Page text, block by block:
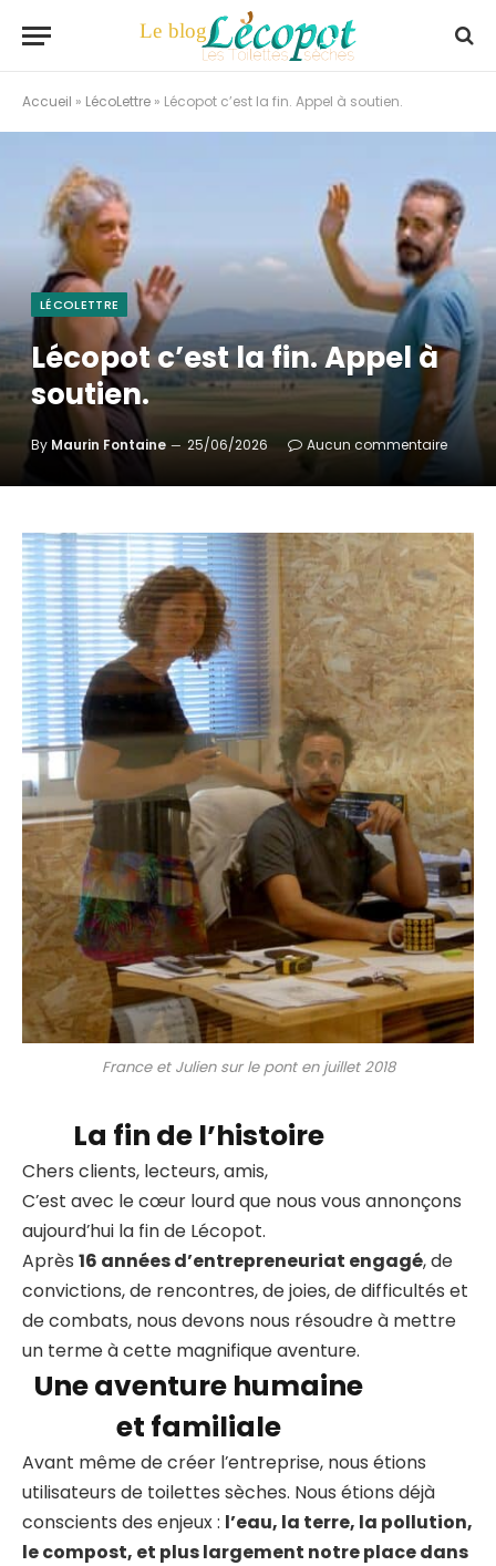
Accueil » LécoLettre » Lécopot c’est la fin. Appel à soutien.
LÉCOLETTRE
Lécopot c’est la fin. Appel à
soutien.
By Maurin Fontaine 25/06/2026 Aucun commentaire
France et Julien sur le pont en juillet 2018
La fin de l’histoire
Chers clients, lecteurs, amis,
C’est avec le cœur lourd que nous vous annonçons
aujourd’hui la fin de Lécopot.
Après 16 années d’entrepreneuriat engagé, de
convictions, de rencontres, de joies, de difficultés et
de combats, nous devons nous résoudre à mettre
un terme à cette magnifique aventure.
Une aventure humaine
et familiale
Avant même de créer l’entreprise, nous étions
utilisateurs de toilettes sèches. Nous étions déjà
conscients des enjeux : l’eau, la terre, la pollution,
le compost, et plus largement notre place dans